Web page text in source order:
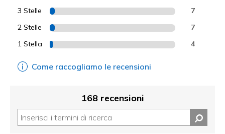
3 Stelle 7
2 Stelle 7
1 Stella 4
Come raccogliamo le recensioni
168 recensioni